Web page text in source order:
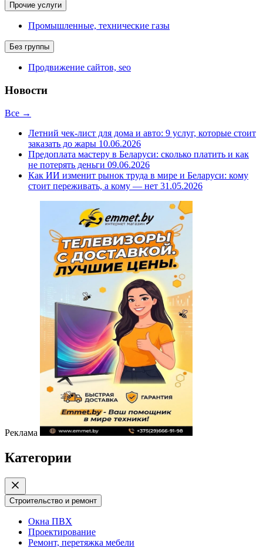
Прочие услуги
Промышленные, технические газы
Без группы
Продвижение сайтов, seo
Новости
Все →
Летний чек-лист для дома и авто: 9 услуг, которые стоит
заказать до жары 10.06.2026
Предоплата мастеру в Беларуси: сколько платить и как
не потерять деньги 09.06.2026
Как ИИ изменит рынок труда в мире и Беларуси: кому
стоит переживать, а кому — нет 31.05.2026
Реклама
Категории
Строительство и ремонт
Окна ПВХ
Проектирование
Ремонт, перетяжка мебели